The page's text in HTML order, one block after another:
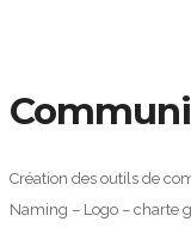
Création des outils de
Naming – Logo – charte